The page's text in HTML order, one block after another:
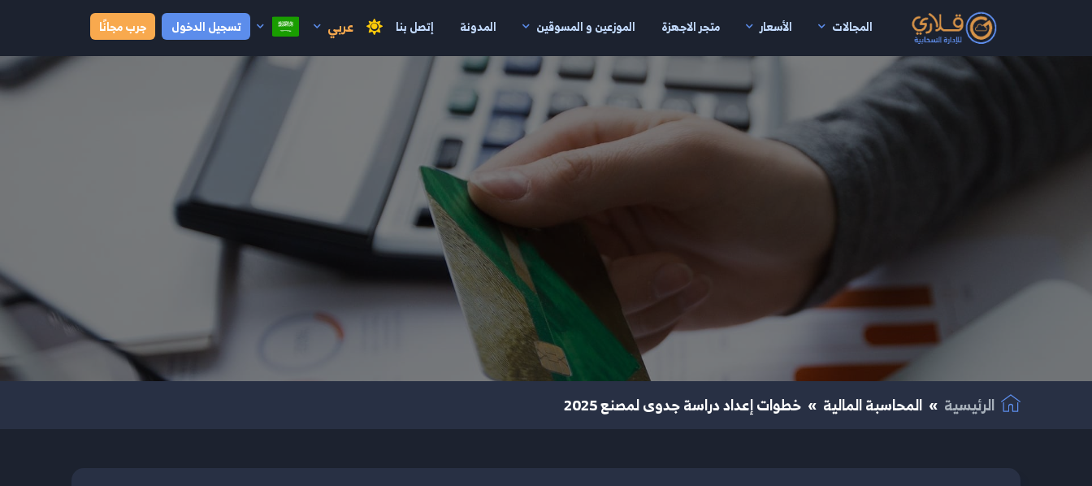
المجالات الأسعار متجر الاجهزة الموزعين و المسوقين المدونة إتصل بنا عربي تسجيل الدخول جرب مجانًا
انتقال إلى المحتوى الرئيسي
الرئيسية المحاسبة المالية خطوات إعداد دراسة جدوى لمصنع 2025